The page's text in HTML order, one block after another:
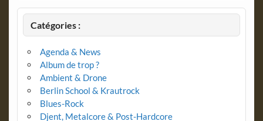
Catégories :
Agenda & News
Album de trop ?
Ambient & Drone
Berlin School & Krautrock
Blues-Rock
Djent, Metalcore & Post-Hardcore